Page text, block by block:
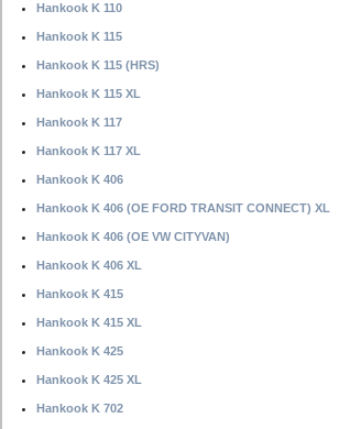
Hankook K 110
Hankook K 115
Hankook K 115 (HRS)
Hankook K 115 XL
Hankook K 117
Hankook K 117 XL
Hankook K 406
Hankook K 406 (OE FORD TRANSIT CONNECT) XL
Hankook K 406 (OE VW CITYVAN)
Hankook K 406 XL
Hankook K 415
Hankook K 415 XL
Hankook K 425
Hankook K 425 XL
Hankook K 702